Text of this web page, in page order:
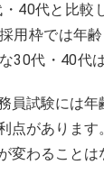
40代と比較
用枠では年
30代・40代
員試験には
点がありま
変わること